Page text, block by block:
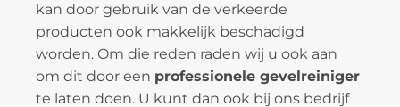
kan door gebruik van de verkeerde
producten ook makkelijk beschadigd
worden. Om die reden raden wij u ook aan
om dit door een professionele gevelreiniger
te laten doen. U kunt dan ook bij ons bedrijf